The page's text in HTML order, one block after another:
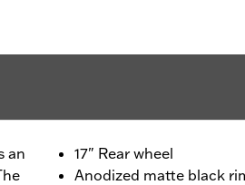
an
17" Rear wheel
Anodized matte black